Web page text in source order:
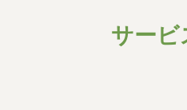
サービ